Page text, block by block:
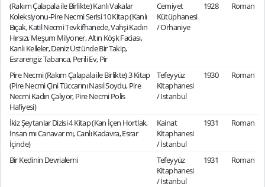
(Rakım Çalapala ile Birlikte) Kanlı Vakalar
Koleksiyonu-Pire Necmi Serisi 10 Kitap (Kanlı
Bıçak, Katil Necmi Tevkifhanede, Vahşi Kadın
Hırsızı, Meşum Milyoner, Altın Köşk Faciası,
Kanlı Kelleler, Deniz Üstünde Bir Takip,
Esrarengiz Tabanca, Perili Ev, Pir
Cemiyet
Kütüphanesi
/ Orhaniye
1928 Roman
Pire Necmi (Rakım Çalapala ile Birlikte) 3 Kitap
(Pire Necmi Çini Tüccarını Nasıl Soydu, Pire
Necmi Kadın Çalıyor, Pire Necmi Polis
Hafiyesi)
Tefeyyüz
Kitaphanesi
/ İstanbul
1930 Roman
İkiz Şeytanlar Dizisi 4 Kitap (Kan İçen Hortlak,
İnsan mı Canavar mı, Canlı Kadavra, Esrar
İçinde)
Kainat
Kitaphanesi
/ İstanbul
1931 Roman
Bir Kedinin Devrialemi
Tefeyyüz
Kitaphanesi
/ İstanbul
1931 Roman